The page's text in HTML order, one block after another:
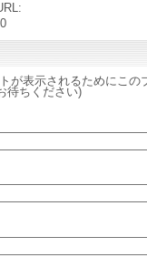
が表示されるためにこ
待ちください)